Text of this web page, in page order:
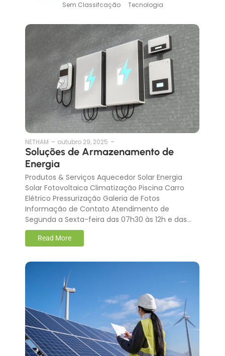
Sem Classifcação
Tecnologia
NETHAM – outubro 29, 2025 –
Soluções de Armazenamento de
Energia
Produtos & Serviços Aquecedor Solar Energia
Solar Fotovoltaica Climatização Piscina Carro
Elétrico Pressurização Galeria de Fotos
Informação de Contato Atendimento de
Segunda a Sexta-feira das 07h30 às 12h e das…
Read More